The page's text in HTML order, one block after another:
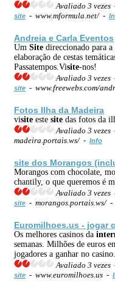
Avaliado 3 vezes
site - www.mformula.net/ -
Andreia e Carla Eventos
Um Site direccionado para a
elaboração de cestas
Passatempos.Visite-nos!
Avaliado 3 vezes
site - www.freewebs.com/
Fotos Ilha da Madeira
visite este site das fotos da
Avaliado 3 vezes
madeira.portais.ws/ - Info
site dos Morangos
Morangos com chocolate,
chantily, o que queremos é
Avaliado 3 vezes
site - morangos.portais.ws/ -
Euromilhoes.us - jogar
Os melhores casinos da
semanas. Milhões de euros
jogadores a ganhar no casino.
Avaliado 3 vezes
site - www.euromilhoes.us -